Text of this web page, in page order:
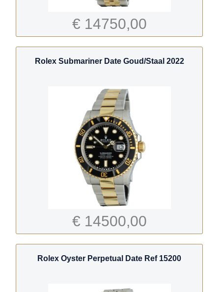
€ 14750,00
Rolex Submariner Date Goud/Staal 2022
€ 14500,00
Rolex Oyster Perpetual Date Ref 15200